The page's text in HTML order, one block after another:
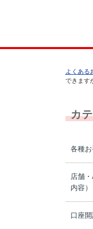
よくある
できます
カ
各種お
店舗
内容）
口座